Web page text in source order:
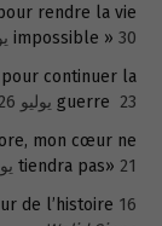
rendre la vie
impossible » 30 يوليو 2026
continuer la
guerre 23 يوليو 2026
mon cœur ne
tiendra pas» 21 يوليو 2026
de l’histoire 16 يوليو 2026